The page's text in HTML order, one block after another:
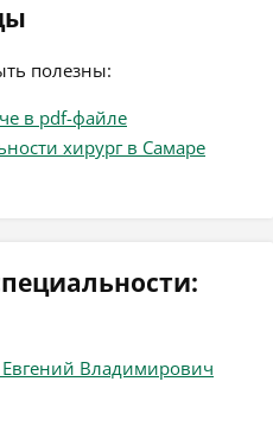
полезны:
в pdf-файле
хирург в Самаре
Владимирович